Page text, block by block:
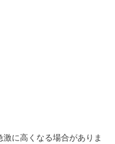
に高くなる場合がありま